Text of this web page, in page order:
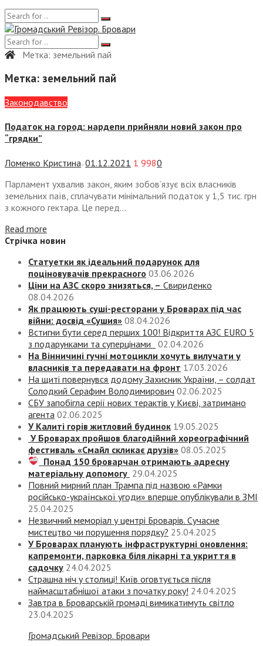
Метка: земельний пай
Метка: земельний пай
Законодавство
Податок на город: нардепи прийняли новий закон про
“грядки”
Ломенко Кристина —01.12.2021 1 9980
Парламент ухвалив закон, яким зобов’язує всіх власників
земельних паїв, сплачувати мінімальний податок у 1,5 тис. грн
з кожного гектара. Це перед...
Read more
Стрічка новин
Статуетки як ідеальний подарунок для
поціновувачів прекрасного 03.06.2026
Ціни на АЗС скоро знизяться, – Свириденко
08.04.2026
Як працюють суші-ресторани у Броварах під час
війни: досвід «Сушия» 08.04.2026
Встигни бути серед перших 100! Відкриття АЗС EURO 5
з подарунками та суперцінами
02.04.2026
На Вінничині гучні мотоцикли хочуть вилучати у
власників та передавати на фронт 17.03.2026
На щиті повернувся додому Захисник України, – солдат
Солодкий Серафим Володимирович 02.06.2025
СБУ запобігла серії нових терактів у Києві, затримано
агента 02.06.2025
У Калиті горів житловий будинок 19.05.2025
У Броварах пройшов благодійний хореографічний
фестиваль «Смайл скликає друзів» 08.05.2025
Понад 150 броварчан отримають адресну
матеріальну допомогу 29.04.2025
Повний мирний план Трампа під назвою «‎Рамки
російсько-української угоди» вперше опублікували в ЗМІ
25.04.2025
Незвичний меморіал у центрі Броварів. Сучасне
мистецтво чи порушення порядку? 25.04.2025
У Броварах планують інфраструктурні оновлення:
капремонти, парковка біля лікарні та укриття в
садочку 24.04.2025
Страшна ніч у столиці! Київ оговтується після
наймасштабнішої атаки з початку року! 24.04.2025
Завтра в Броварській громаді вимикатимуть світло
23.04.2025
Громадський Ревізор. Бровари